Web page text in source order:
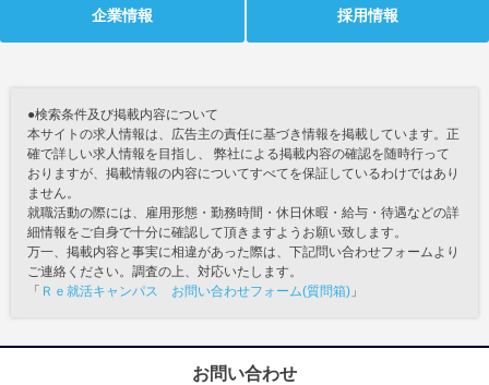
企業情報 採用情報
●検索条件及び掲載内容について
本サイトの求人情報は、広告主の責任に基づき情報を掲載しています。正
確で詳しい求人情報を目指し、 弊社による掲載内容の確認を随時行って
おりますが、掲載情報の内容についてすべてを保証しているわけではあり
ません。
就職活動の際には、雇用形態・勤務時間・休日休暇・給与・待遇などの詳
細情報をご自身で十分に確認して頂きますようお願い致します。
万一、掲載内容と事実に相違があった際は、下記問い合わせフォームより
ご連絡ください。調査の上、対応いたします。
「 Ｒｅ就活キャンパス お問い合わせフォーム(質問箱) 」
お問い合わせ